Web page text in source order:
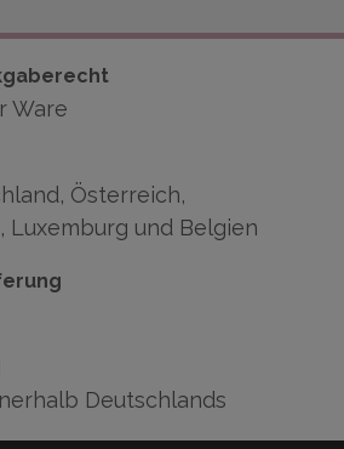
Ware
Österreich,
Luxemburg und Belgien
Deutschlands